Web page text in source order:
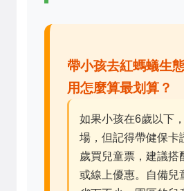
帶小孩去紅螞蟻生
用怎麼算最划算？
如果小孩在6歲以下
場，但記得帶健保卡
歲買兒童票，建議搭
或線上優惠。自備兒